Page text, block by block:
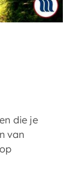
die je
van